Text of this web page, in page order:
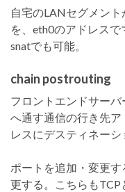
自宅のLANセグメン
を、eth0のアドレスで
snatでも可能。
chain postrouting
フロントエンドサー
へ通す通信の行き先
レスにデスティネーシ
ポートを追加・変更
更する。こちらも